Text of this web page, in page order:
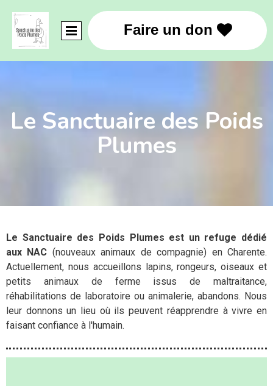
Faire un don 
Le Sanctuaire des Poids
Plumes
Le Sanctuaire des Poids Plumes est un refuge dédié
aux NAC (nouveaux animaux de compagnie) en Charente.
Actuellement, nous accueillons lapins, rongeurs, oiseaux et
petits animaux de ferme issus de maltraitance,
réhabilitations de laboratoire ou animalerie, abandons. Nous
leur donnons un lieu où ils peuvent réapprendre à vivre en
faisant confiance à l'humain.